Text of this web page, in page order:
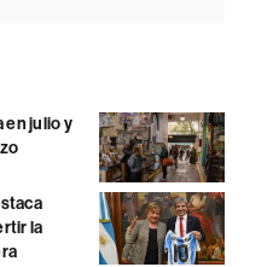
en julio y
la